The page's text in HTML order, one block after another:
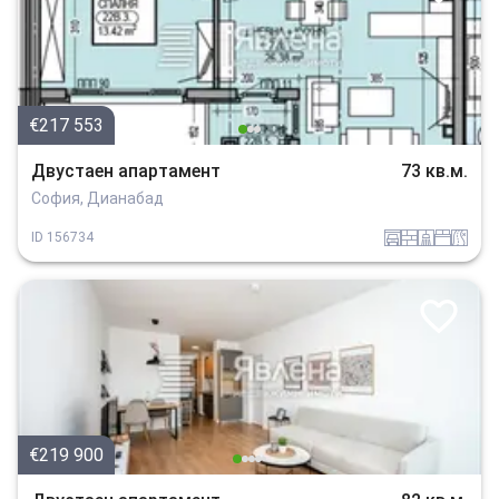
€217 553
Двустаен апартамент 73 кв.м.
София, Дианабад
ID 156734 garajtuhla sanitarno_pomeshtenie spalniav_blizost_do_asfaltiran_put
€219 900